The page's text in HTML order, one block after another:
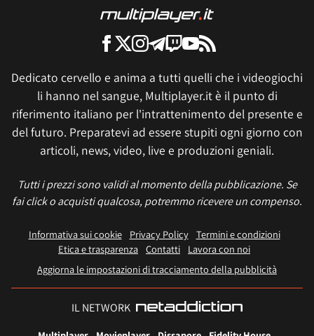
Dedicato cervello e anima a tutti quelli che i videogiochi
li hanno nel sangue, Multiplayer.it è il punto di
riferimento italiano per l'intrattenimento del presente e
del futuro. Preparatevi ad essere stupiti ogni giorno con
articoli, news, video, live e produzioni geniali.
Tutti i prezzi sono validi al momento della pubblicazione. Se
fai click o acquisti qualcosa, potremmo ricevere un compenso.
Informativa sui cookie Privacy Policy
Termini e condizioni
Etica e trasparenza Contatti
Lavora con noi
Aggiorna le impostazioni di tracciamento della pubblicità
IL NETWORK